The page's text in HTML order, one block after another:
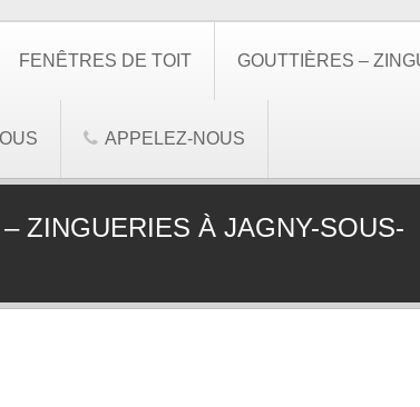
FENÊTRES DE TOIT GOUTTIÈRES –
APPELEZ-NOUS
ZINGUERIES À JAGNY-SOUS-